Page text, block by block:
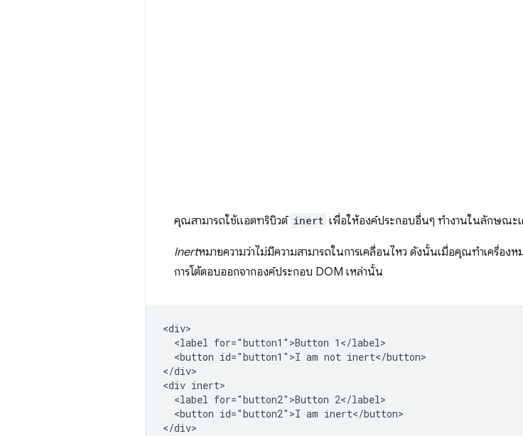
คุณสามารถใช้แอตทริบิวต์ inert เพื่อให้องค์ประกอบอื่นๆ ทำงานในลักษณะ
Inertหมายความว่าไม่มีความสามารถในการเคลื่อนไหว ดังนั้นเมื่อคุณทําเครื่อง
การโต้ตอบออกจากองค์ประกอบ DOM เหล่านั้น
<div>
  <label for="button1">Button 1</label>
  <button id="button1">I am not inert</button>
</div>
<div inert>
  <label for="button2">Button 2</label>
  <button id="button2">I am inert</button>